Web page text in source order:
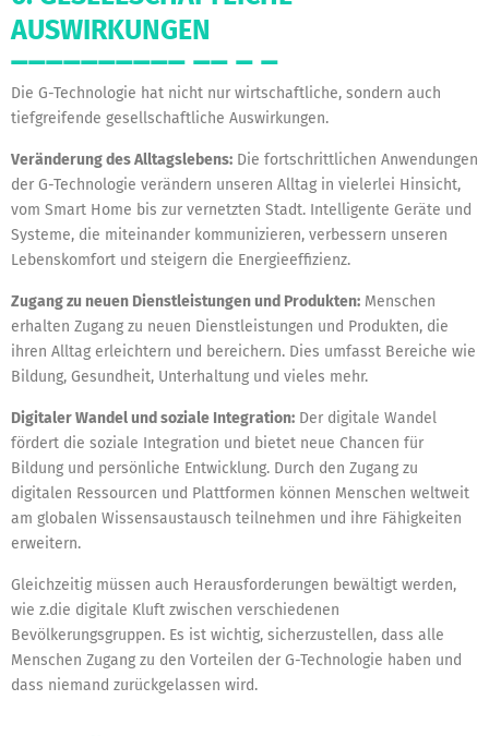
AUSWIRKUNGEN
Die G-Technologie hat nicht nur wirtschaftliche, sondern auch
tiefgreifende gesellschaftliche Auswirkungen.
Veränderung des Alltagslebens: Die fortschrittlichen Anwendungen
der G-Technologie verändern unseren Alltag in vielerlei Hinsicht,
vom Smart Home bis zur vernetzten Stadt. Intelligente Geräte und
Systeme, die miteinander kommunizieren, verbessern unseren
Lebenskomfort und steigern die Energieeffizienz.
Zugang zu neuen Dienstleistungen und Produkten: Menschen
erhalten Zugang zu neuen Dienstleistungen und Produkten, die
ihren Alltag erleichtern und bereichern. Dies umfasst Bereiche wie
Bildung, Gesundheit, Unterhaltung und vieles mehr.
Digitaler Wandel und soziale Integration: Der digitale Wandel
fördert die soziale Integration und bietet neue Chancen für
Bildung und persönliche Entwicklung. Durch den Zugang zu
digitalen Ressourcen und Plattformen können Menschen weltweit
am globalen Wissensaustausch teilnehmen und ihre Fähigkeiten
erweitern.
Gleichzeitig müssen auch Herausforderungen bewältigt werden,
wie z.die digitale Kluft zwischen verschiedenen
Bevölkerungsgruppen. Es ist wichtig, sicherzustellen, dass alle
Menschen Zugang zu den Vorteilen der G-Technologie haben und
dass niemand zurückgelassen wird.